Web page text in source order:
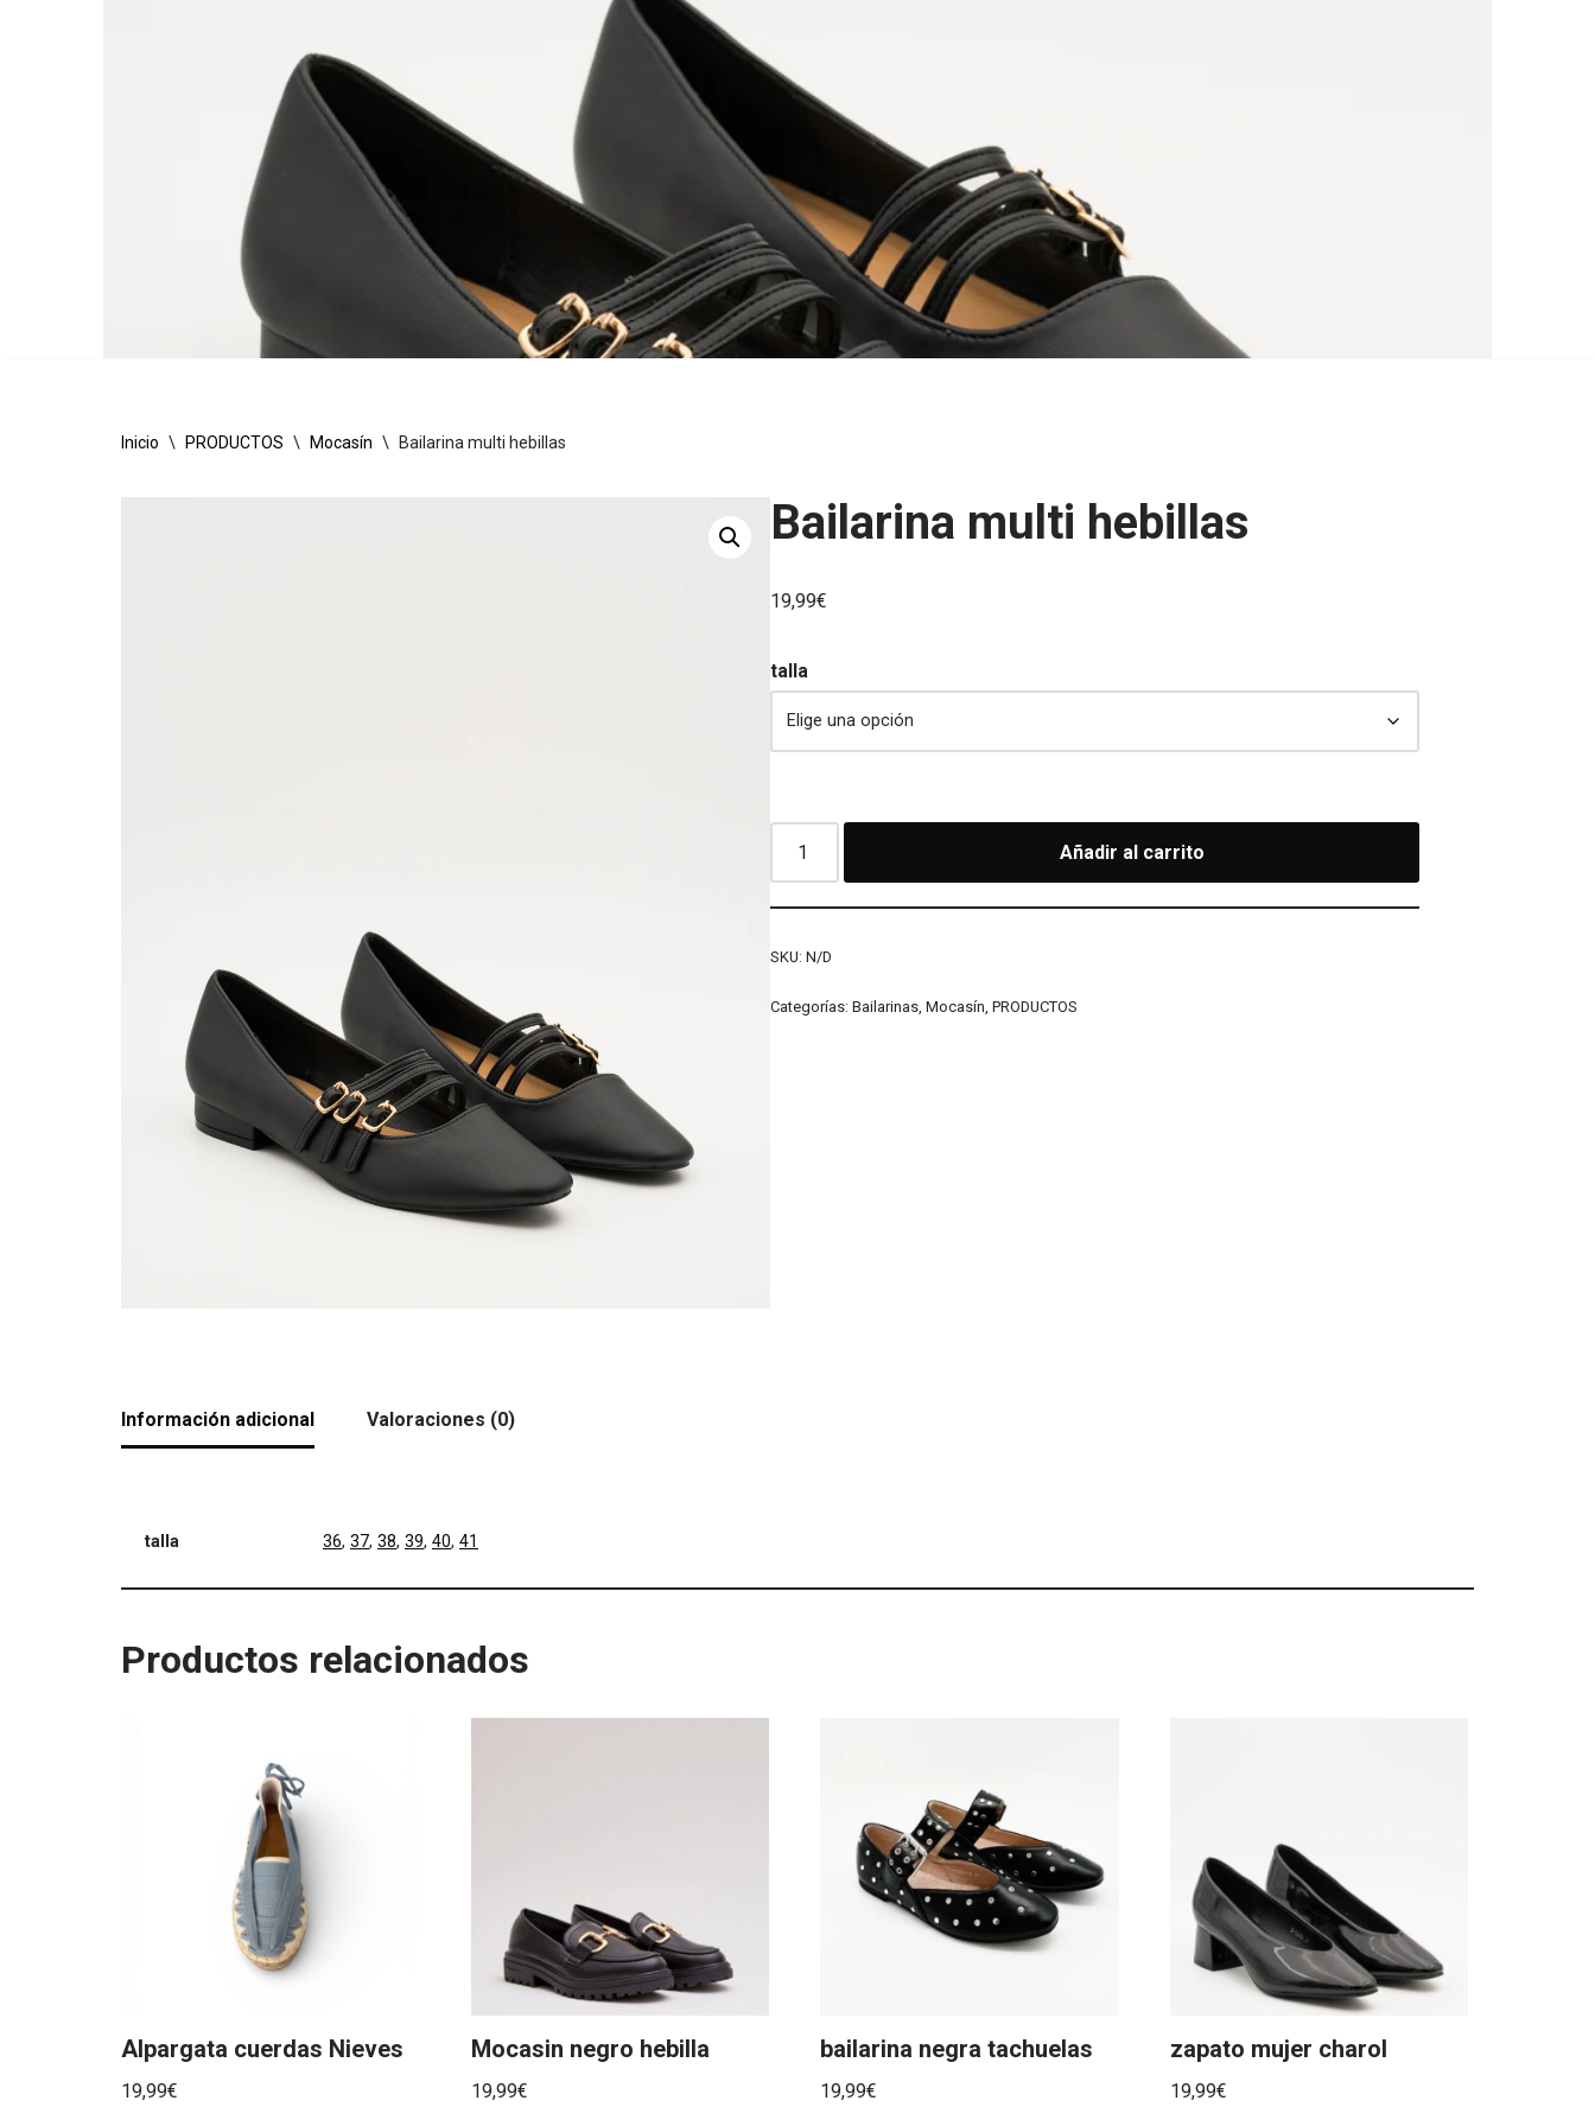
Inicio \ PRODUCTOS \ Mocasín \ Bailarina multi hebillas
Bailarina multi hebillas
19,99€
talla
Añadir al carrito
SKU:N/D
Categorías:Bailarinas,Mocasín,PRODUCTOS
Información adicional Valoraciones (0)
talla 36, 37, 38, 39, 40, 41
Productos relacionados
Alpargata cuerdas Nieves
19,99€
Mocasin negro hebilla
19,99€
bailarina negra tachuelas
19,99€
zapato mujer charol
19,99€